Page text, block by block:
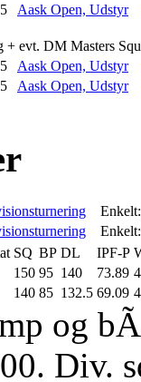
Aask Open, Udstyr
evt. DM Masters
Aask Open, Udstyr
Aask Open, Udstyr
Enkelt:
Enkelt:
SQ BP DL IPF-P
150 95 140 73.89
140 85 132.5 69.09
og
Div.